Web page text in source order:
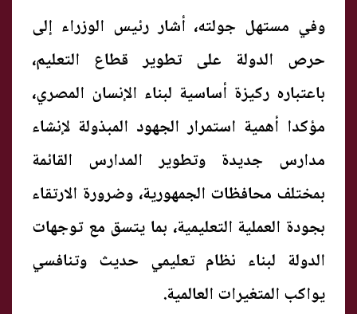
وفي مستهل جولته، أشار رئيس الوزراء إلى
حرص الدولة على تطوير قطاع التعليم،
باعتباره ركيزة أساسية لبناء الإنسان المصري،
مؤكدا أهمية استمرار الجهود المبذولة لإنشاء
مدارس جديدة وتطوير المدارس القائمة
بمختلف محافظات الجمهورية، وضرورة الارتقاء
بجودة العملية التعليمية، بما يتسق مع توجهات
الدولة لبناء نظام تعليمي حديث وتنافسي
يواكب المتغيرات العالمية.